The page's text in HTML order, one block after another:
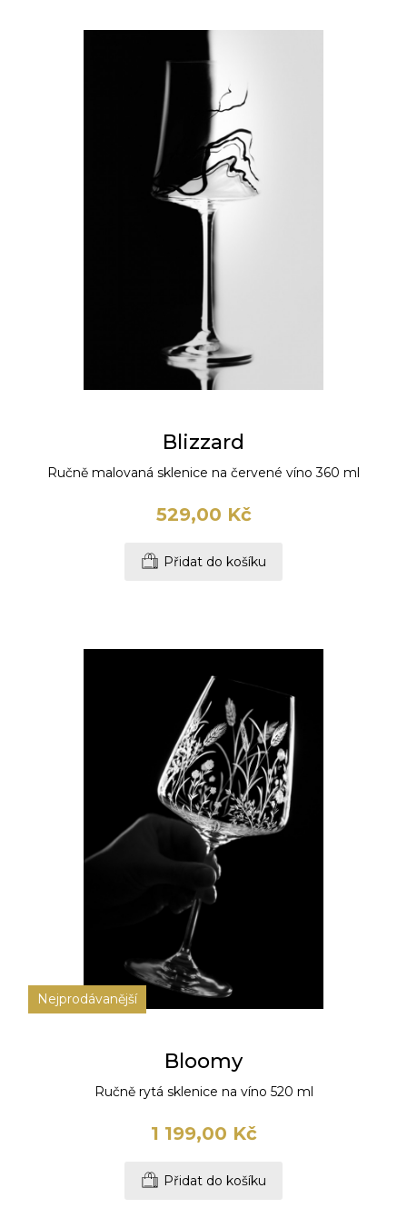
Blizzard
Ručně malovaná sklenice na červené víno 360 ml
529,00 Kč
Přidat do košíku
Nejprodávanější
Bloomy
Ručně rytá sklenice na víno 520 ml
1 199,00 Kč
Přidat do košíku